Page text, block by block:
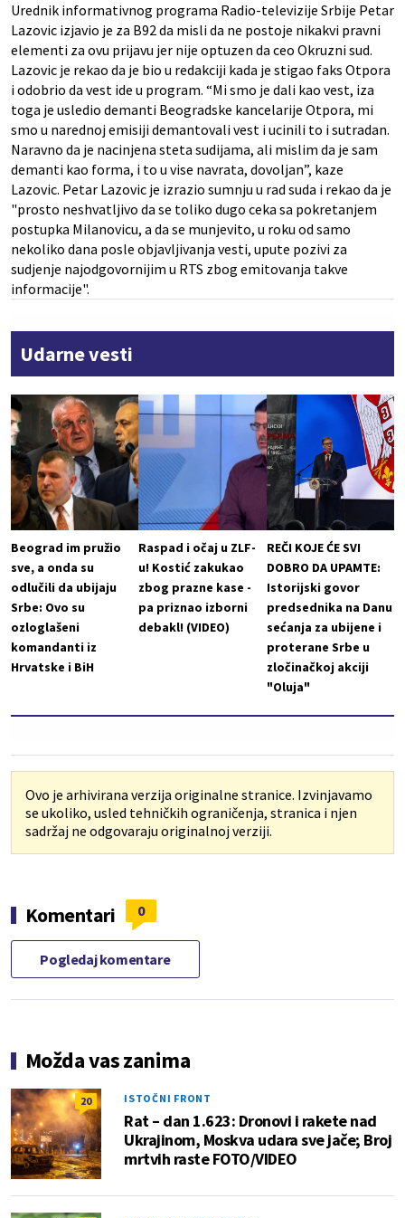
Urednik informativnog programa Radio-televizije Srbije Petar
Lazovic izjavio je za B92 da misli da ne postoje nikakvi pravni
elementi za ovu prijavu jer nije optuzen da ceo Okruzni sud.
Lazovic je rekao da je bio u redakciji kada je stigao faks Otpora
i odobrio da vest ide u program. “Mi smo je dali kao vest, iza
toga je usledio demanti Beogradske kancelarije Otpora, mi
smo u narednoj emisiji demantovali vest i ucinili to i sutradan.
Naravno da je nacinjena steta sudijama, ali mislim da je sam
demanti kao forma, i to u vise navrata, dovoljan”, kaze
Lazovic. Petar Lazovic je izrazio sumnju u rad suda i rekao da je
"prosto neshvatljivo da se toliko dugo ceka sa pokretanjem
postupka Milanovicu, a da se munjevito, u roku od samo
nekoliko dana posle objavljivanja vesti, upute pozivi za
sudjenje najodgovornijim u RTS zbog emitovanja takve
informacije".
Udarne vesti
Beograd im pružio
sve, a onda su
odlučili da ubijaju
Srbe: Ovo su
ozloglašeni
komandanti iz
Hrvatske i BiH
Raspad i očaj u ZLF-
u! Kostić zakukao
zbog prazne kase -
pa priznao izborni
debakl! (VIDEO)
REČI KOJE ĆE SVI
DOBRO DA UPAMTE:
Istorijski govor
predsednika na Danu
sećanja za ubijene i
proterane Srbe u
zločinačkoj akciji
"Oluja"
Ovo je arhivirana verzija originalne stranice. Izvinjavamo
se ukoliko, usled tehničkih ograničenja, stranica i njen
sadržaj ne odgovaraju originalnoj verziji.
Komentari 0
Pogledaj komentare
Možda vas zanima
20 ISTOČNI FRONT
Rat – dan 1.623: Dronovi i rakete nad
Ukrajinom, Moskva udara sve jače; Broj
mrtvih raste FOTO/VIDEO